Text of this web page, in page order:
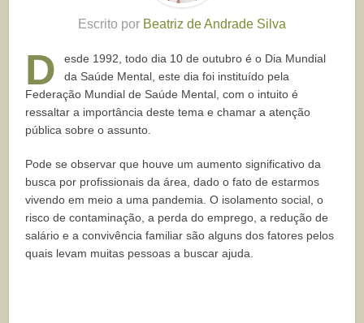
Escrito por Beatriz de Andrade Silva
D
esde 1992, todo dia 10 de outubro é o Dia Mundial
da Saúde Mental, este dia foi instituído pela
Federação Mundial de Saúde Mental, com o intuito é
ressaltar a importância deste tema e chamar a atenção
pública sobre o assunto.
Pode se observar que houve um aumento significativo da
busca por profissionais da área, dado o fato de estarmos
vivendo em meio a uma pandemia. O isolamento social, o
risco de contaminação, a perda do emprego, a redução de
salário e a convivência familiar são alguns dos fatores pelos
quais levam muitas pessoas a buscar ajuda.